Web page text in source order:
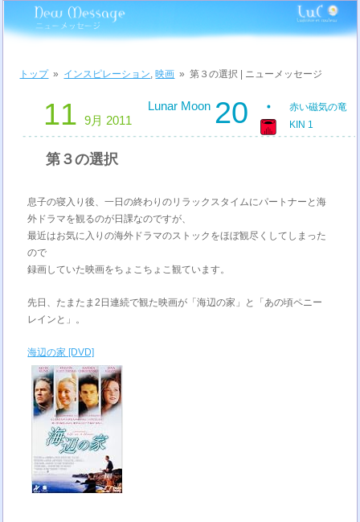
トップ» インスピレーション,映画 »第３の選択 | ニューメッセージ
11 9月 2011
Lunar Moon 20
赤い磁気の竜
KIN 1
第３の選択
息子の寝入り後、一日の終わりのリラックスタイムにパートナーと海
外ドラマを観るのが日課なのですが、
最近はお気に入りの海外ドラマのストックをほぼ観尽くしてしまった
ので
録画していた映画をちょこちょこ観ています。
先日、たまたま2日連続で観た映画が「海辺の家」と「あの頃ペニー
レインと」。
海辺の家 [DVD]